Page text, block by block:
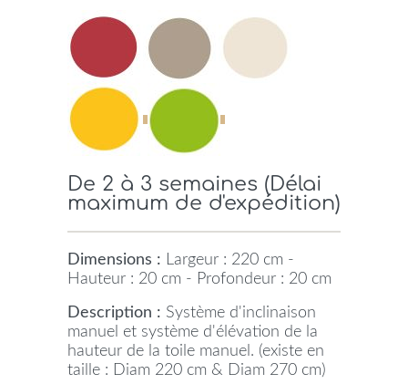
De 2 à 3 semaines (Délai
maximum de d'expédition)
Dimensions : Largeur : 220 cm -
Hauteur : 20 cm - Profondeur : 20 cm
Description : Système d'inclinaison
manuel et système d'élévation de la
hauteur de la toile manuel. (existe en
taille : Diam 220 cm & Diam 270 cm)